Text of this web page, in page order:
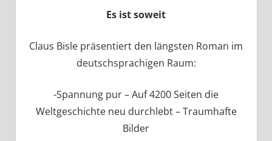
Es ist soweit
Claus Bisle präsentiert den längsten Roman im
deutschsprachigen Raum:
-Spannung pur – Auf 4200 Seiten die
Weltgeschichte neu durchlebt – Traumhafte
Bilder